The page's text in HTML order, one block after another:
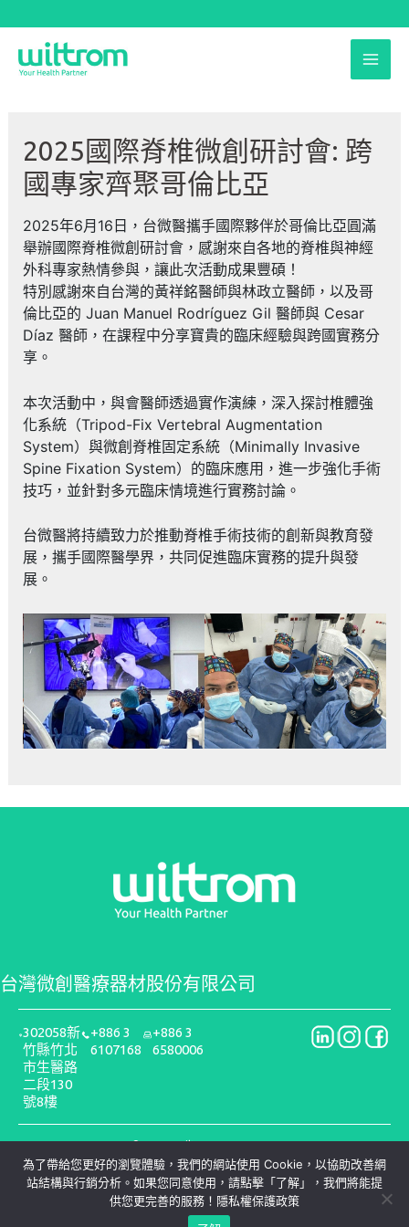
至
2025國際脊椎微創研討會: 跨
國專家齊聚哥倫比亞
2025年6月16日，台微醫攜手國際夥伴於哥倫比亞圓滿
舉辦國際脊椎微創研討會，感謝來自各地的脊椎與神經
外科專家熱情參與，讓此次活動成果豐碩！
特別感謝來自台灣的黃祥銘醫師與林政立醫師，以及哥
倫比亞的 Juan Manuel Rodríguez Gil 醫師與 Cesar
Díaz 醫師，在課程中分享寶貴的臨床經驗與跨國實務分
享。
本次活動中，與會醫師透過實作演練，深入探討椎體強
化系統（Tripod-Fix Vertebral Augmentation
System）與微創脊椎固定系統（Minimally Invasive
Spine Fixation System）的臨床應用，進一步強化手術
技巧，並針對多元臨床情境進行實務討論。
台微醫將持續致力於推動脊椎手術技術的創新與教育發
展，攜手國際醫學界，共同促進臨床實務的提升與發
展。
台灣微創醫療器材股份有限公司
302058新
竹縣竹北
市生醫路
二段130
號8樓
+886 3
6107168
+886 3
6580006
COPYRIGHT © 2025 · wiltrom · ALL RIGHTS RESERVED
隱私權政策
為了帶給您更好的瀏覽體驗，我們的網站使用 Cookie，以協助改善網
站結構與行銷分析。如果您同意使用，請點擊「了解」，我們將能提
供您更完善的服務！ 隱私權保護政策